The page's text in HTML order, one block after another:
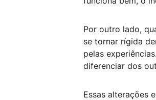
Por outro lado,
se tornar rígida
pelas
diferenciar dos
Essas alterações